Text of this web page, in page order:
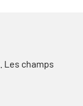
Les champs